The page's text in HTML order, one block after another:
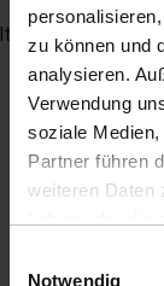
zu können und
analysieren.
Verwendung
soziale
Partner führen
weiteren Daten
Einstellungen
Notwendig
Item not found